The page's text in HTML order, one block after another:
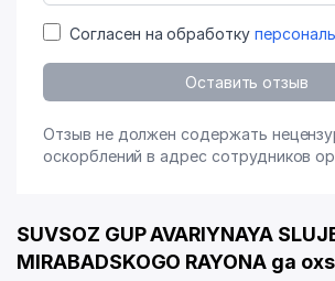
Согласен на обработку
Оставить отзыв
Отзыв не должен содержать
оскорблений в адрес сотрудников
SUVSOZ GUP AVARIYNAYA
MIRABADSKOGO RAYONA ga